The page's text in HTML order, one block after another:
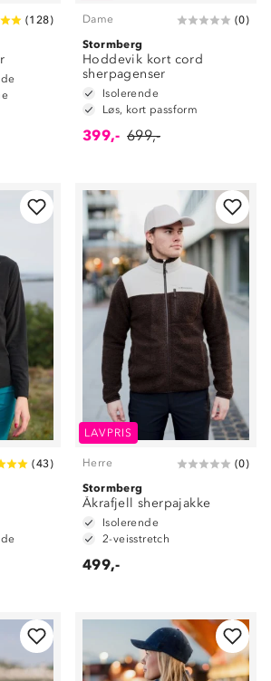
(128) Dame (0)
Stormberg
Hoddevik kort cord
sherpagenser
Isolerende
Løs, kort passform
399,- 699,-
(43)
LAVPRIS
Herre (0)
Stormberg
Åkrafjell sherpajakke
Isolerende
2-veisstretch
499,-